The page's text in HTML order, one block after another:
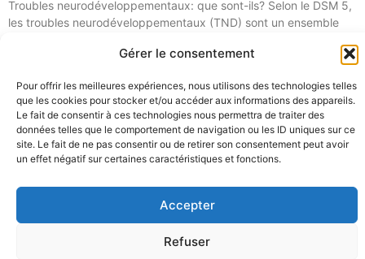
Gérer le consentement
Pour offrir les meilleures expériences, nous utilisons des technologies telles
que les cookies pour stocker et/ou accéder aux informations des appareils.
Le fait de consentir à ces technologies nous permettra de traiter des
données telles que le comportement de navigation ou les ID uniques sur ce
site. Le fait de ne pas consentir ou de retirer son consentement peut avoir
un effet négatif sur certaines caractéristiques et fonctions.
Accepter
Refuser
Troubles neurodéveloppementaux: que sont-ils? Selon le DSM 5,
les troubles neurodéveloppementaux (TND) sont un ensemble
Typiquement, il s’agit de troubles se manifestant dès l’enfance et
répercussions dans les différentes sphères de la vie quotidienne
(scolaire, familiale, professionnelle…). Les
Lire la suite »
Tel: 0455 14 53 30
Numéro FASE : 11020
© 2026 Pôle Hedera, tous droits